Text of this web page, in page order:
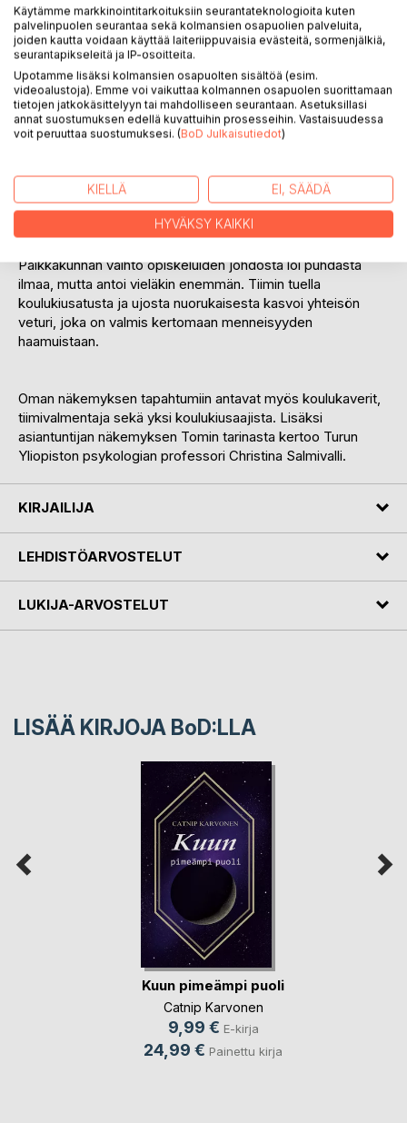
Kumi Tootio on Tomi Kososen omaelämäkerrallinen
esikoiskirja koulukiusaamisen aiheuttamasta tuskasta ja
kuinka siitä on päästy yli.
selviytymistaistelua. Valoa ja voimia elämään tuovat tiimit
perheen ja urheilun muodossa.
Paikkakunnan vaihto opiskeluiden johdosta loi puhdasta
ilmaa, mutta antoi vieläkin enemmän. Tiimin tuella
koulukiusatusta ja ujosta nuorukaisesta kasvoi yhteisön
veturi, joka on valmis kertomaan menneisyyden
haamuistaan.
Oman näkemyksen tapahtumiin antavat myös koulukaverit,
tiimivalmentaja sekä yksi koulukiusaajista. Lisäksi
asiantuntijan näkemyksen Tomin tarinasta kertoo Turun
Yliopiston psykologian professori Christina Salmivalli.
KIRJAILIJA
LEHDISTÖARVOSTELUT
LUKIJA-ARVOSTELUT
LISÄÄ KIRJOJA BoD:LLA
Kuun pimeämpi puoli
Catnip Karvonen
9,99 € E-kirja
24,99 € Painettu kirja
Käytämme markkinointitarkoituksiin seurantateknologioita kuten
palvelinpuolen seurantaa sekä kolmansien osapuolien palveluita,
joiden kautta voidaan käyttää laiteriippuvaisia evästeitä, sormenjälkiä,
seurantapikseleitä ja IP-osoitteita.
Upotamme lisäksi kolmansien osapuolten sisältöä (esim.
videoalustoja). Emme voi vaikuttaa kolmannen osapuolen suorittamaan
tietojen jatkokäsittelyyn tai mahdolliseen seurantaan. Asetuksillasi
annat suostumuksen edellä kuvattuihin prosesseihin. Vastaisuudessa
voit peruuttaa suostumuksesi. (BoD Julkaisutiedot)
KIELLÄ EI, SÄÄDÄ
HYVÄKSY KAIKKI